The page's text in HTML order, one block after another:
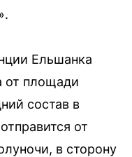
Ельшанка
от площади
состав в
от
в сторону